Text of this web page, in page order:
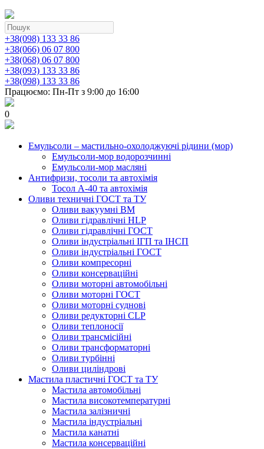
+38(098) 133 33 86
+38(066) 06 07 800
+38(068) 06 07 800
+38(093) 133 33 86
+38(098) 133 33 86
Працюємо: Пн-Пт з 9:00 до 16:00
0
Емульсоли – мастильно-охолоджуючі рідини (мор)
Емульсоли-мор водорозчинні
Емульсоли-мор масляні
Антифризи, тосоли та автохімія
Тосол А-40 та автохімія
Оливи техничні ГОСТ та ТУ
Оливи вакуумні ВМ
Оливи гідравлічні HLP
Оливи гідравлічні ГОСТ
Оливи індустріальні ІГП та ІНСП
Оливи індустріальні ГОСТ
Оливи компресорні
Оливи консерваційні
Оливи моторні автомобільні
Оливи моторні ГОСТ
Оливи моторні суднові
Оливи редукторні CLP
Оливи теплоносії
Оливи трансмісійні
Оливи трансформаторні
Оливи турбінні
Оливи циліндрові
Мастила пластичні ГОСТ та ТУ
Мастила автомобільні
Мастила високотемпературні
Мастила залізничні
Мастила індустріальні
Мастила канатні
Мастила консерваційні